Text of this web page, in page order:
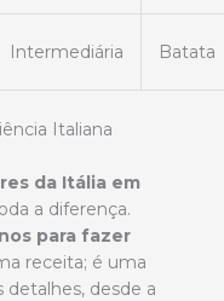
Intermediária Batata
Italiana
da Itália em
a diferença.
para fazer
receita; é uma
detalhes, desde a